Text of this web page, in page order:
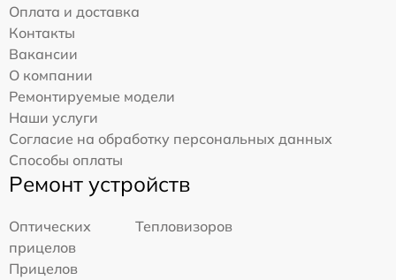
Оплата и доставка
Контакты
Вакансии
О компании
Ремонтируемые модели
Наши услуги
Согласие на обработку персональных данных
Способы оплаты
Ремонт устройств
Оптических
прицелов
Тепловизоров
Прицелов